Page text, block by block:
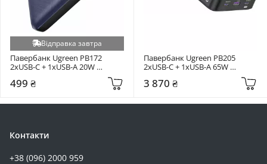
Відправка завтра
Павербанк Ugreen PB172
2xUSB-C + 1xUSB-A 20W
499 ₴
Павербанк Ugreen PB205
2xUSB-C + 1xUSB-A 65W
3 870 ₴
Контакти
+38 (096) 2000 959